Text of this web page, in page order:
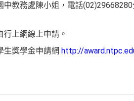
中教務處陳小姐，電話
上網線上申請。
生獎學金申請網 http://